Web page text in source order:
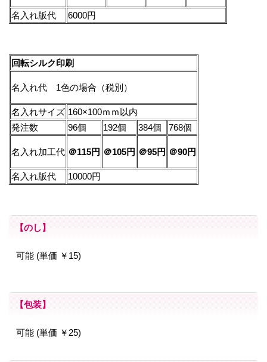
名入れ版代 6000円
回転シルク印刷
名入れ代 1色の場合（税別）
名入れサイズ 160×100ｍｍ以内
発注数
96個 192個 384個 768個
名入れ加工代 ＠115円 ＠105円 ＠95円 ＠90円
名入れ版代 10000円
【のし】
可能 (単価 ￥15)
【包装】
可能 (単価 ￥25)